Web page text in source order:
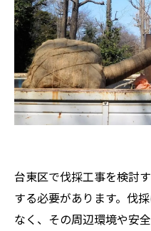
台東区で伐採工事を検討
する必要があります。伐
なく、その周辺環境や安